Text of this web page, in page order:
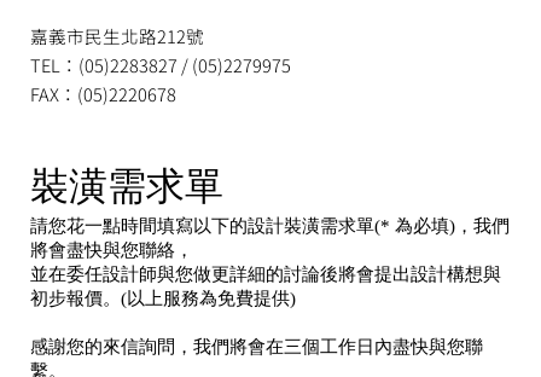
嘉義市民生北路212號
TEL：(05)2283827 / (05)2279975
FAX：(05)2220678